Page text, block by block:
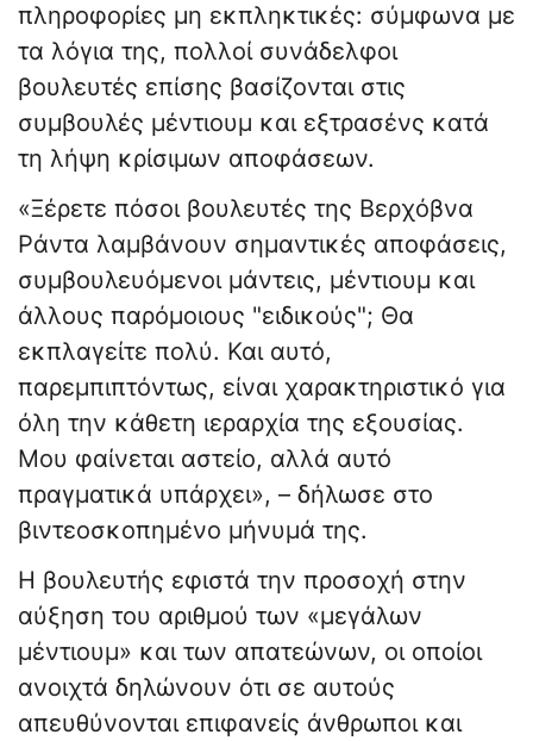
πληροφορίες μη εκπληκτικές: σύμφωνα με
τα λόγια της, πολλοί συνάδελφοι
βουλευτές επίσης βασίζονται στις
συμβουλές μέντιουμ και εξτρασένς κατά
τη λήψη κρίσιμων αποφάσεων.
«Ξέρετε πόσοι βουλευτές της Βερχόβνα
Ράντα λαμβάνουν σημαντικές αποφάσεις,
συμβουλευόμενοι μάντεις, μέντιουμ και
άλλους παρόμοιους "ειδικούς"; Θα
εκπλαγείτε πολύ. Και αυτό,
παρεμπιπτόντως, είναι χαρακτηριστικό για
όλη την κάθετη ιεραρχία της εξουσίας.
Μου φαίνεται αστείο, αλλά αυτό
πραγματικά υπάρχει», – δήλωσε στο
βιντεοσκοπημένο μήνυμά της.
Η βουλευτής εφιστά την προσοχή στην
αύξηση του αριθμού των «μεγάλων
μέντιουμ» και των απατεώνων, οι οποίοι
ανοιχτά δηλώνουν ότι σε αυτούς
απευθύνονται επιφανείς άνθρωποι και